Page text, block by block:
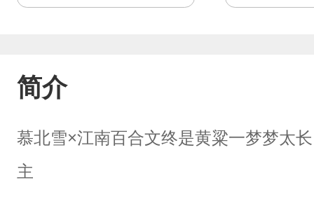
简介
慕北雪×江南百合文终是黄粱一梦梦太
主